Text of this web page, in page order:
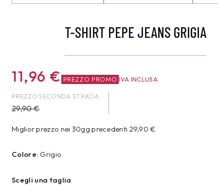
T-SHIRT PEPE JEANS GRIGIA
11,96 € PREZZO PROMO IVA INCLUSA
PREZZO SECONDA STRADA
29,90€
Miglior prezzo nei 30gg precedenti 29,90€
Colore: Grigio
Scegli una taglia